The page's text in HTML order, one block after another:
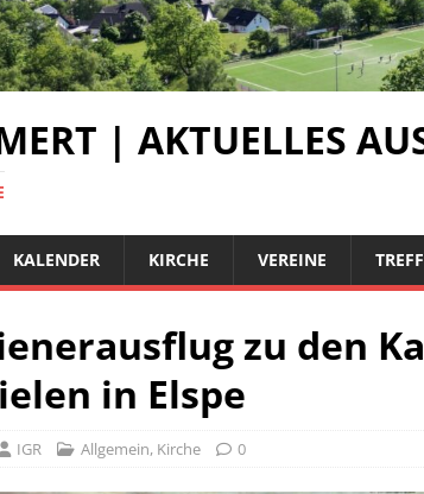
| AKTUELLES
KALENDER KIRCHE VEREINE
zu den
in Elspe
IGR Allgemein, Kirche 0